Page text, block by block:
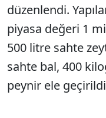
düzenlendi.
piyasa değeri 1
500 litre sahte
sahte bal, 400
peynir ele